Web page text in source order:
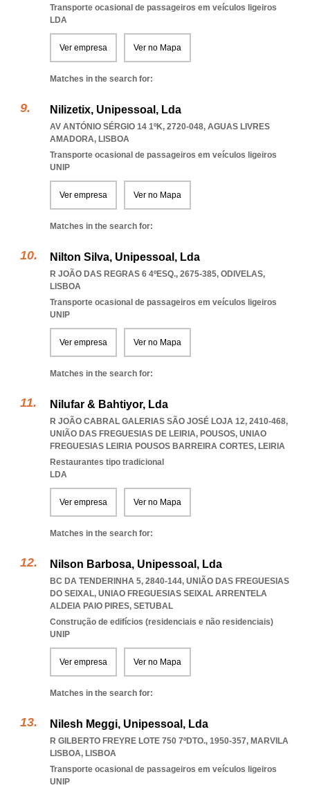
Transporte ocasional de passageiros em veículos ligeiros
LDA
Ver empresa Ver no Mapa
Matches in the search for:
Nilizetix, Unipessoal, Lda
AV ANTÓNIO SÉRGIO 14 1ºK, 2720-048, AGUAS LIVRES
AMADORA, LISBOA
Transporte ocasional de passageiros em veículos ligeiros
UNIP
Ver empresa Ver no Mapa
Matches in the search for:
Nilton Silva, Unipessoal, Lda
R JOÃO DAS REGRAS 6 4ºESQ., 2675-385, ODIVELAS,
LISBOA
Transporte ocasional de passageiros em veículos ligeiros
UNIP
Ver empresa Ver no Mapa
Matches in the search for:
Nilufar & Bahtiyor, Lda
R JOÃO CABRAL GALERIAS SÃO JOSÉ LOJA 12, 2410-468,
UNIÃO DAS FREGUESIAS DE LEIRIA, POUSOS, UNIAO
FREGUESIAS LEIRIA POUSOS BARREIRA CORTES, LEIRIA
Restaurantes tipo tradicional
LDA
Ver empresa Ver no Mapa
Matches in the search for:
Nilson Barbosa, Unipessoal, Lda
BC DA TENDERINHA 5, 2840-144, UNIÃO DAS FREGUESIAS
DO SEIXAL, UNIAO FREGUESIAS SEIXAL ARRENTELA
ALDEIA PAIO PIRES, SETUBAL
Construção de edifícios (residenciais e não residenciais)
UNIP
Ver empresa Ver no Mapa
Matches in the search for:
Nilesh Meggi, Unipessoal, Lda
R GILBERTO FREYRE LOTE 750 7ºDTO., 1950-357, MARVILA
LISBOA, LISBOA
Transporte ocasional de passageiros em veículos ligeiros
UNIP